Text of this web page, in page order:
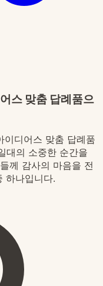
스 맞춤 답례품으
이디어스 맞춤 답례품
대의 소중한 순간을
께 감사의 마음을 전
하나입니다.